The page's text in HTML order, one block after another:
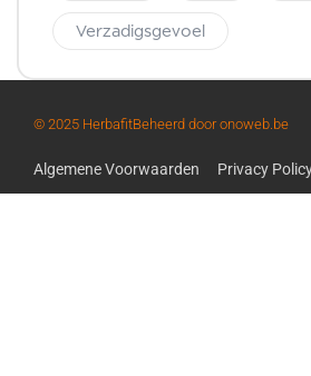
Verzadigsgevoel
© 2025 HerbafitBeheerd door onoweb.be
Algemene Voorwaarden Privacy